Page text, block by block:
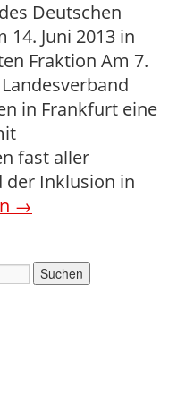
Deutschen
14. Juni 2013 in
Fraktion Am 7.
in Frankfurt eine
fast aller
der Inklusion in
→